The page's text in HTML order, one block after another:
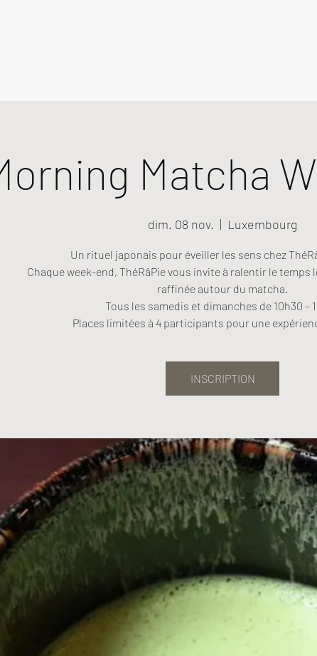
Matcha
dim. 08 nov.
  |
Luxembourg
Un rituel japonais pour éveiller les sens chez
Chaque week-end, ThéRâPie vous invite à ralentir le temps
raffinée autour du matcha.
Tous les samedis et dimanches de 10h30 –
Places limitées à 4 participants pour une
INSCRIPTION